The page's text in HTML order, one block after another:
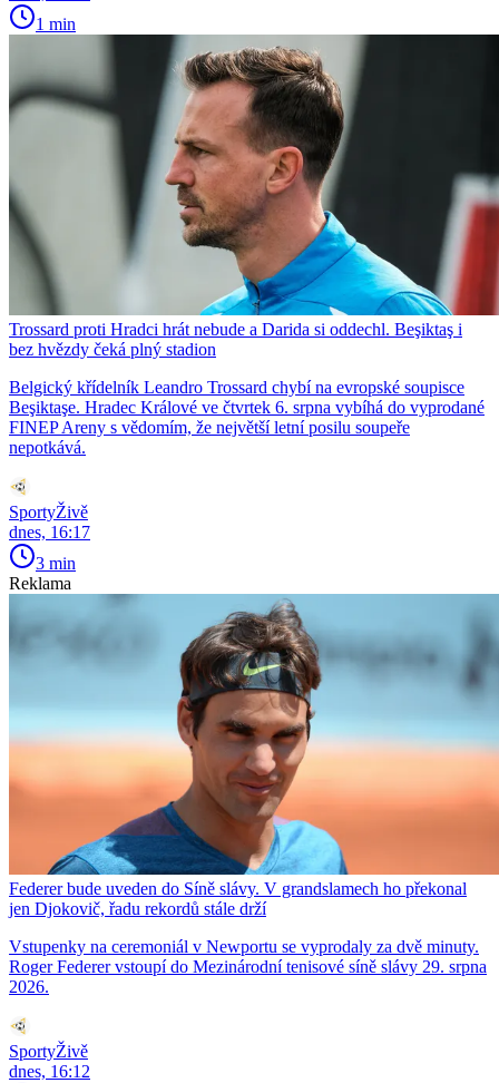
1 min
Trossard proti Hradci hrát nebude a Darida si oddechl. Beşiktaş i
bez hvězdy čeká plný stadion
Belgický křídelník Leandro Trossard chybí na evropské soupisce
Beşiktaşe. Hradec Králové ve čtvrtek 6. srpna vybíhá do vyprodané
FINEP Areny s vědomím, že největší letní posilu soupeře
nepotkává.
SportyŽivě
dnes, 16:17
3 min
Reklama
Federer bude uveden do Síně slávy. V grandslamech ho překonal
jen Djokovič, řadu rekordů stále drží
Vstupenky na ceremoniál v Newportu se vyprodaly za dvě minuty.
Roger Federer vstoupí do Mezinárodní tenisové síně slávy 29. srpna
2026.
SportyŽivě
dnes, 16:12